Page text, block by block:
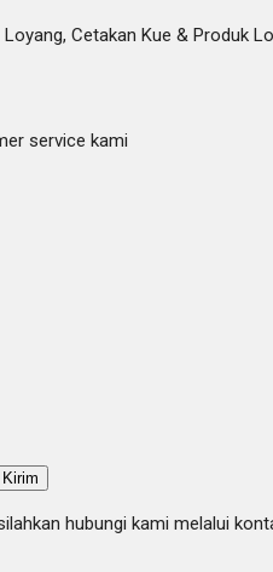
Cetakan Kue & Produk
service kami
Kirim
hubungi kami melalui